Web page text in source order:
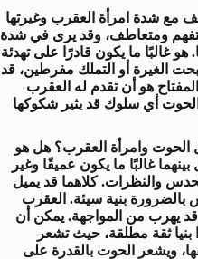
مع شدة امرأة العقرب وغيرتها
ومتعاطف، وقد يرى في شدة
غالبًا ما يكون قادرًا على تهدئة
الغيرة أو التملك مفرطين، قد
هو أن تقدم له العقرب
الحوت أي سلوك قد يثير شكوكها
الحوت وامرأة العقرب؟ هل هو
غالبًا ما يكون عميقًا وغير
والنظرات. كلاهما قد يميل
بالضرورة بنية سيئة. العقرب
يهرب من المواجهة. يمكن أن
بنيا ثقة مطلقة، حيث تشعر
ويشعر الحوت بالقدرة على